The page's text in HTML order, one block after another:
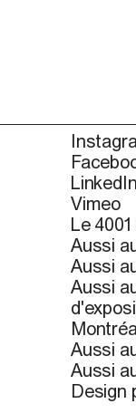
LinkedIn
Vimeo
Le
Aussi
Aussi
Aussi
Aussi
Aussi
Design